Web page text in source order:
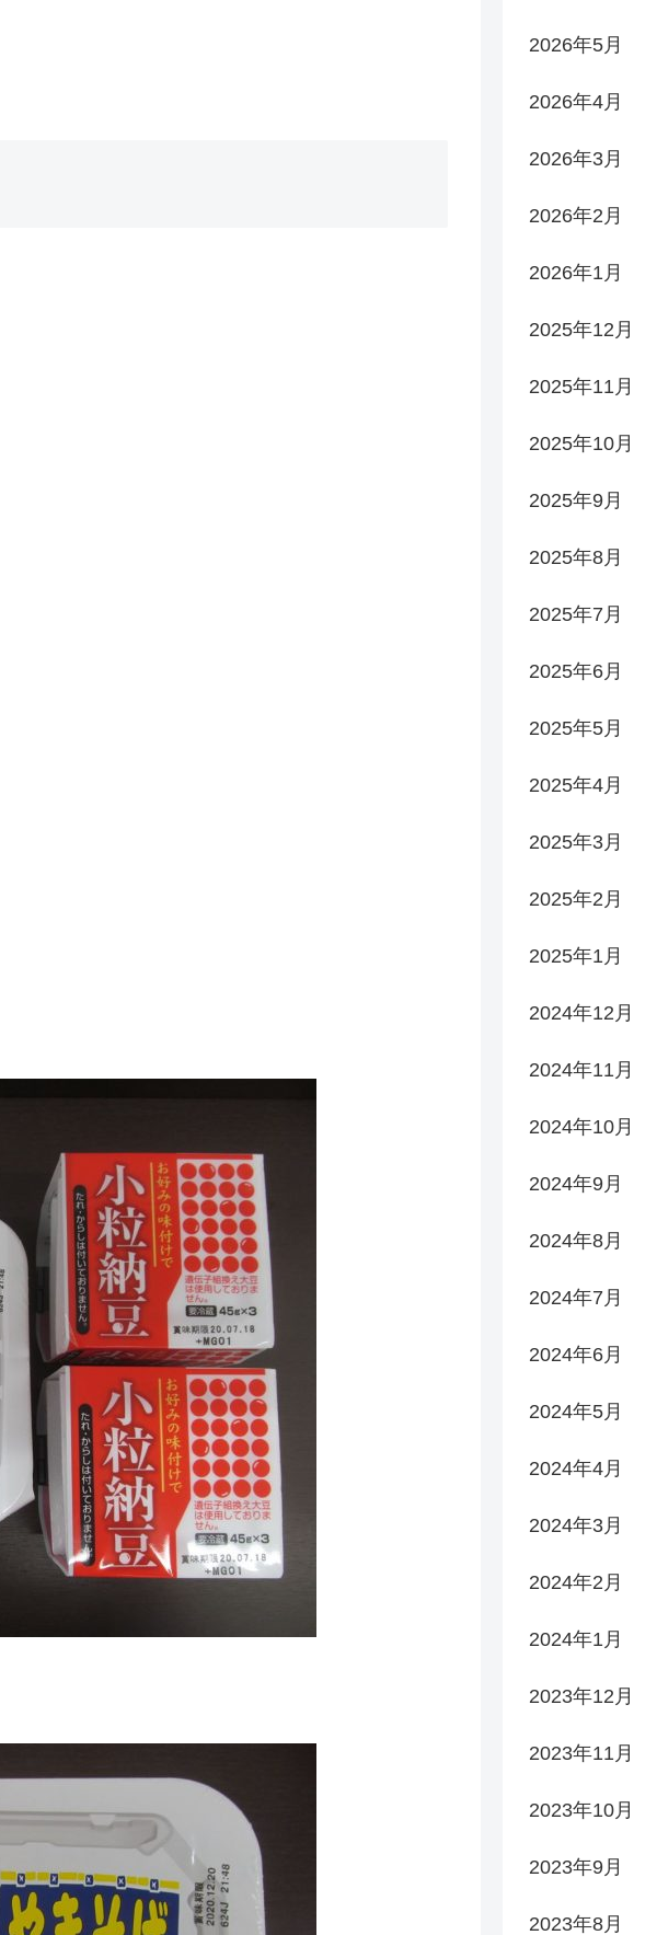
2026年5月
2026年4月
2026年3月
2026年2月
2026年1月
2025年12月
2025年11月
2025年10月
2025年9月
2025年8月
2025年7月
2025年6月
2025年5月
2025年4月
2025年3月
2025年2月
2025年1月
2024年12月
2024年11月
2024年10月
2024年9月
2024年8月
2024年7月
2024年6月
2024年5月
2024年4月
2024年3月
2024年2月
2024年1月
2023年12月
2023年11月
2023年10月
2023年9月
2023年8月